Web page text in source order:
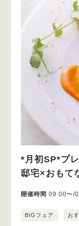
*月初SP*プ
邸宅×おもて
開催時間 09:00〜/
BIGフェア お